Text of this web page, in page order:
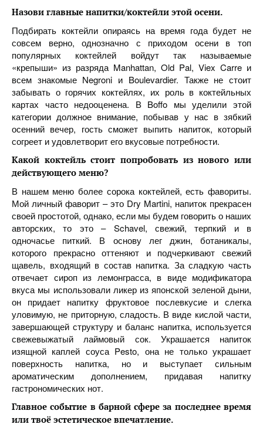
Назови главные напитки/коктейли этой осени.
Подбирать коктейли опираясь на время года будет не
совсем верно, однозначно с приходом осени в топ
популярных коктейлей войдут так называемые
«крепыши» из разряда Manhattan, Old Pal, Viex Carre и
всем знакомые Negroni и Boulevardier. Также не стоит
забывать о горячих коктейлях, их роль в коктейльных
картах часто недооценена. В Boffo мы уделили этой
категории должное внимание, побывав у нас в зябкий
осенний вечер, гость сможет выпить напиток, который
согреет и удовлетворит его вкусовые потребности.
Какой коктейль стоит попробовать из нового или
действующего меню?
В нашем меню более сорока коктейлей, есть фавориты.
Мой личный фаворит – это Dry Martini, напиток прекрасен
своей простотой, однако, если мы будем говорить о наших
авторских, то это – Schavel, свежий, терпкий и в
одночасье питкий. В основу лег джин, ботаникалы,
которого прекрасно оттеняют и подчеркивают свежий
щавель, входящий в состав напитка. За сладкую часть
отвечает сироп из лемонграсса, в виде модификатора
вкуса мы использовали ликер из японской зеленой дыни,
он придает напитку фруктовое послевкусие и слегка
уловимую, не приторную, сладость. В виде кислой части,
завершающей структуру и баланс напитка, используется
свежевыжатый лаймовый сок. Украшается напиток
изящной каплей соуса Pesto, она не только украшает
поверхность напитка, но и выступает сильным
ароматическим дополнением, придавая напитку
гастрономических нот.
Главное событие в барной сфере за последнее время
или твоё эстетическое впечатление.